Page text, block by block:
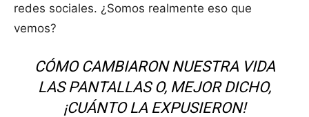
redes sociales. ¿Somos realmente eso que
vemos?
CÓMO CAMBIARON NUESTRA VIDA
LAS PANTALLAS O, MEJOR DICHO,
¡CUÁNTO LA EXPUSIERON!